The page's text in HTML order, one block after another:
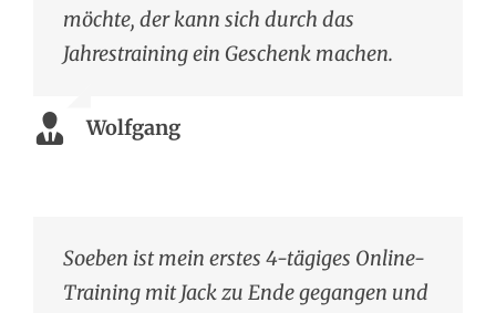
möchte, der kann sich durch das
Jahrestraining ein Geschenk machen.
Wolfgang
Soeben ist mein erstes 4-tägiges Online-
Training mit Jack zu Ende gegangen und